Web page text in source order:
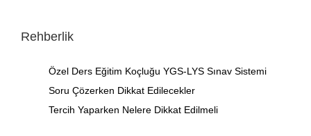
Rehberlik
Özel Ders Eğitim Koçluğu YGS-LYS Sınav Sistemi
Soru Çözerken Dikkat Edilecekler
Tercih Yaparken Nelere Dikkat Edilmeli